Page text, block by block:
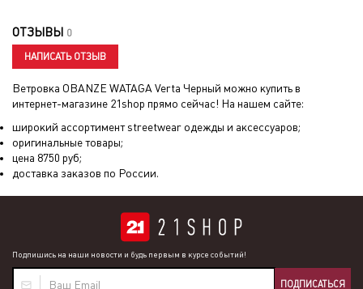
ОТЗЫВЫ 0
НАПИСАТЬ ОТЗЫВ
Ветровка OBANZE WATAGA Verta Черный можно купить в
интернет-магазине 21shop прямо сейчас! На нашем сайте:
широкий ассортимент streetwear одежды и аксессуаров;
оригинальные товары;
цена 8750 руб;
доставка заказов по России.
Подпишись на наши новости и будь первым в курсе событий!
ПОДПИСАТЬСЯ